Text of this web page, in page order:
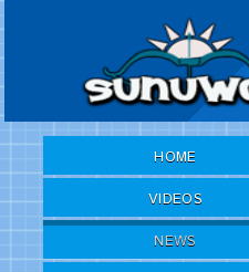
HOME
VIDEOS
NEWS